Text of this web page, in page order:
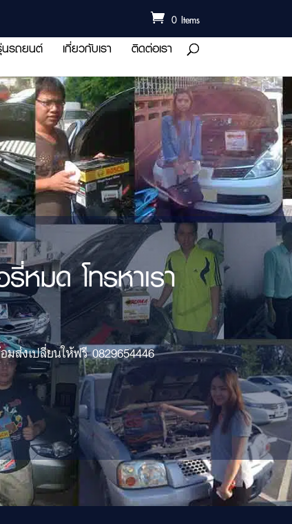
0 Items
นรถยนต์ เกี่ยวกับเรา ติดต่อเรา
มด โทรหาเรา
ส่งเปลี่ยนให้ฟรี 0829654446